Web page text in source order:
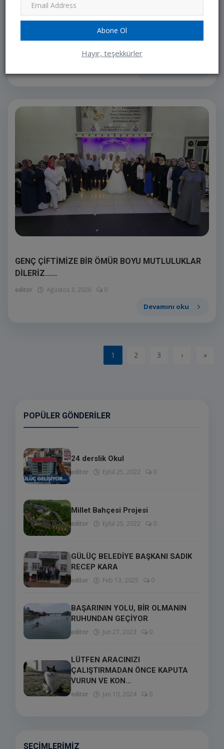
Abone Ol
Hayır, teşekkürler
Ağustos 3, 2026 0
GENÇ ÇİFTİMİZE BİR ÖMÜR BOYU MUTLULUKLAR
DİLERİZ......
editor Ağustos 3, 2026 0
Devamını oku
1 2 3 › »
POPÜLER GÖNDERILER
24 derslik Okul
editor Eylül 25, 2022 0
Millet Bahçesi Projesi
editor Eylül 25, 2022 0
GÜLÜÇ BELEDİYE BAŞKANI SADIK
RECEP KARA
editor Feb 13, 2025 0
BAŞARININ YOLU, BİR OLMANIN
RUHUNDAN GEÇİYOR
editor Jun 27, 2023 0
LÜTFEN ARACINIZI
ÇALIŞTIRMADAN ÖNCE KAPUTA
VURUN VE KON...
editor Jan 10, 2024 0
SEÇIMLERIMIZ